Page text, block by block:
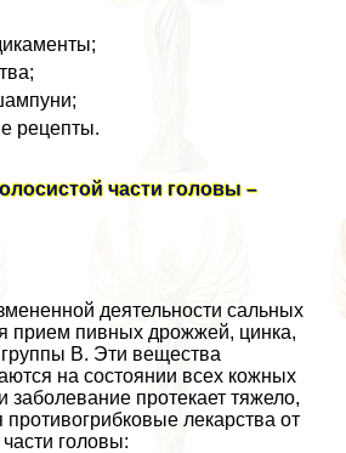
рецепты.
части головы –
деятельности сальных
прием пивных дрожжей, цинка,
В. Эти вещества
на состоянии всех кожных
заболевание протекает тяжело,
противогрибковые лекарства от
головы: